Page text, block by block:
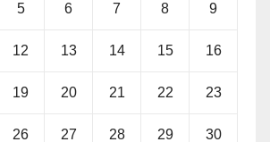
5 6 7 8 9
12 13 14 15 16
19 20 21 22 23
26 27 28 29 30